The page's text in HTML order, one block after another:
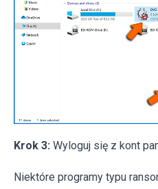
Krok 3: Wyloguj się z kont
Niektóre programy typu